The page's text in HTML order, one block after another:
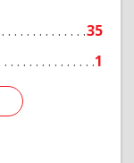
35
1
Подробнее